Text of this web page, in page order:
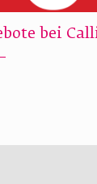
bei